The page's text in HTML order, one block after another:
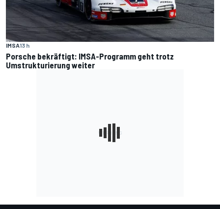
IMSA13 h
Porsche bekräftigt: IMSA-Programm geht trotz
Umstrukturierung weiter